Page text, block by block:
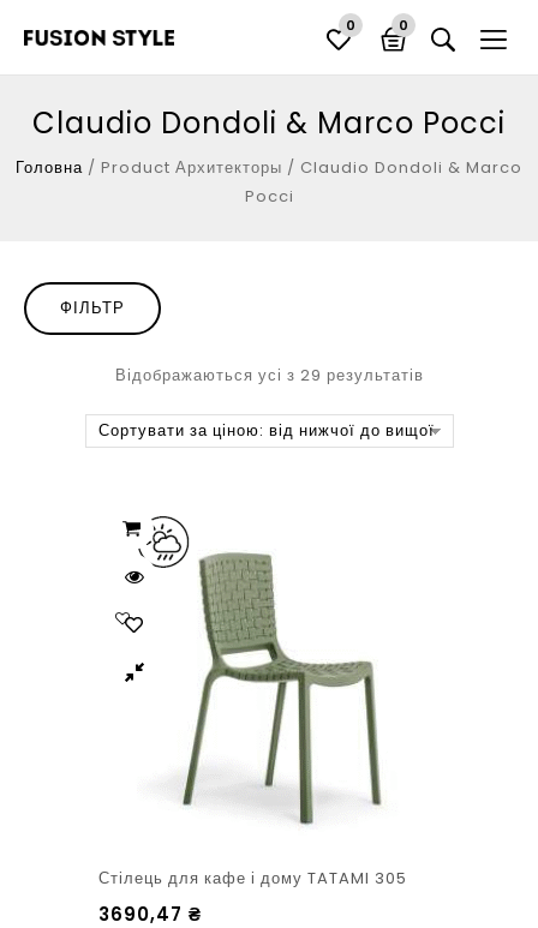
0 0
Claudio Dondoli & Marco Pocci
Головна / Product Архитекторы / Claudio Dondoli & Marco
Pocci
Відображаються усі з 29 результатів
Сортувати за ціною: від нижчої до вищої
Стілець для кафе і дому TATAMI 305
3690,47 ₴
ФІЛЬТР